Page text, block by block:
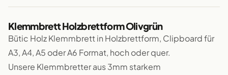
Klemmbrett Holzbrettform Olivgrün
Bütic Holz Klemmbrett in Holzbrettform, Clipboard für
A3, A4, A5 oder A6 Format, hoch oder quer.
Unsere Klemmbretter aus 3mm starkem